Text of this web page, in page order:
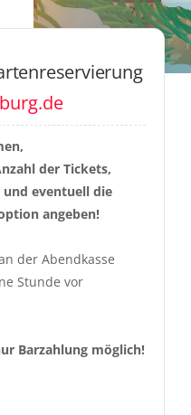
der Tickets,
und eventuell die
angeben!
der Abendkasse
Stunde vor
Barzahlung möglich!